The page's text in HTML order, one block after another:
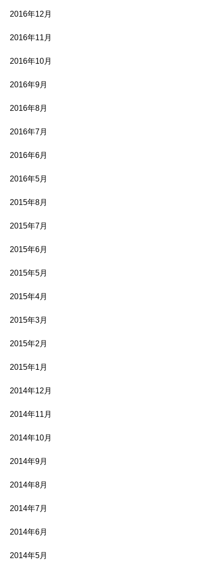
2016年12月
2016年11月
2016年10月
2016年9月
2016年8月
2016年7月
2016年6月
2016年5月
2015年8月
2015年7月
2015年6月
2015年5月
2015年4月
2015年3月
2015年2月
2015年1月
2014年12月
2014年11月
2014年10月
2014年9月
2014年8月
2014年7月
2014年6月
2014年5月